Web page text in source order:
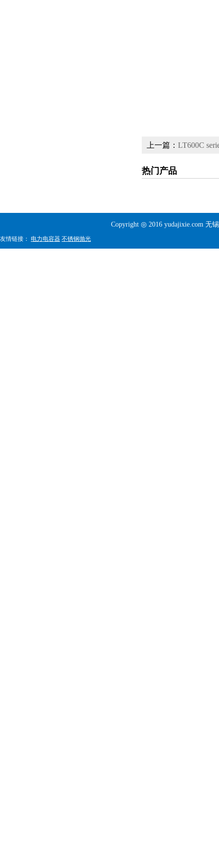
上一篇： LT600C
热门产品
Copyright ◎ 2016 yudajixie.com 无
友情链接： 电力电容器 不锈钢抛光